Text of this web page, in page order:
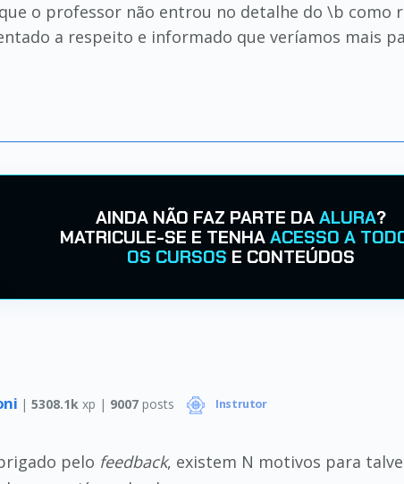
o professor não entrou no detalhe do \b
a respeito e informado que veríamos mais
AINDA NÃO FAZ PARTE DAALURA?
MATRICULE-SE E TENHAACESSO A
OS CURSOS E CONTEÚDOS
| 5308.1k xp | 9007posts Instrutor
pelo feedback, existem N motivos para